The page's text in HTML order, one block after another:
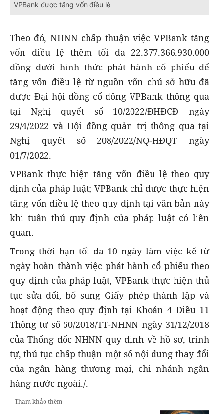
VPBank được tăng vốn điều lệ
Theo đó, NHNN chấp thuận việc VPBank tăng
vốn điều lệ thêm tối đa 22.377.366.930.000
đồng dưới hình thức phát hành cổ phiếu để
tăng vốn điều lệ từ nguồn vốn chủ sở hữu đã
được Đại hội đồng cổ đông VPBank thông qua
tại Nghị quyết số 10/2022/ĐHĐCĐ ngày
29/4/2022 và Hội đồng quản trị thông qua tại
Nghị quyết số 208/2022/NQ-HĐQT ngày
01/7/2022.
VPBank thực hiện tăng vốn điều lệ theo quy
định của pháp luật; VPBank chỉ được thực hiện
tăng vốn điều lệ theo quy định tại văn bản này
khi tuân thủ quy định của pháp luật có liên
quan.
Trong thời hạn tối đa 10 ngày làm việc kể từ
ngày hoàn thành việc phát hành cổ phiếu theo
quy định của pháp luật, VPBank thực hiện thủ
tục sửa đổi, bổ sung Giấy phép thành lập và
hoạt động theo quy định tại Khoản 4 Điều 11
Thông tư số 50/2018/TT-NHNN ngày 31/12/2018
của Thống đốc NHNN quy định về hồ sơ, trình
tự, thủ tục chấp thuận một số nội dung thay đổi
của ngân hàng thương mại, chi nhánh ngân
hàng nước ngoài./.
Tham khảo thêm